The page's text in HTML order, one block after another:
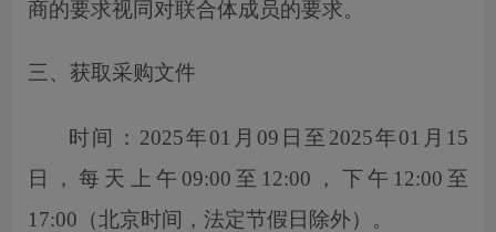
商的要求视同对联合体成员的要求。
三、获取采购文件
时间： 2025年01月09日至2025年01月15
日
，每天上午 09:00至12:00，下午12:00至
17:00（北京时间，法定节假日除外）。